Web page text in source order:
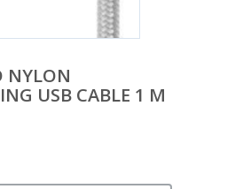
NYLON
USB CABLE 1 M